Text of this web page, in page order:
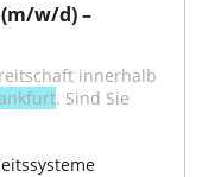
innerhalb
. Sind Sie